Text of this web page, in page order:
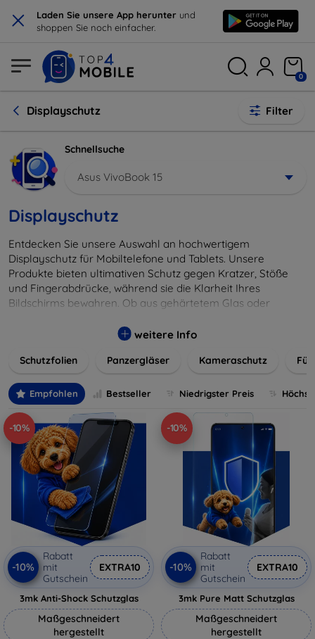
× Laden Sie unsere App herunter und
shoppen Sie noch einfacher.
0
Displayschutz Filter
Schnellsuche
Asus VivoBook 15
Displayschutz
Entdecken Sie unsere Auswahl an hochwertigem
Displayschutz für Mobiltelefone und Tablets. Unsere
Produkte bieten ultimativen Schutz gegen Kratzer, Stöße
und Fingerabdrücke, während sie die Klarheit Ihres
Bildschirms bewahren. Ob aus gehärtetem Glas oder
installieren und passgenau für jedes Gerät, um eine
wertvolles Gerät mit unseren langlebigen und zuverlässigen
digitales Erlebnis.
weitere Info
Schutzfolien Panzergläser Kameraschutz
Empfohlen Bestseller Niedrigster Preis
-10%
-10%
Rabatt
mit
Gutschein
EXTRA10
3mk Anti-Shock Schutzglas
Maßgeschneidert
hergestellt
-10%
-10%
Rabatt
mit
Gutschein
EXTRA10
3mk Pure Matt Schutzglas
Maßgeschneidert
hergestellt